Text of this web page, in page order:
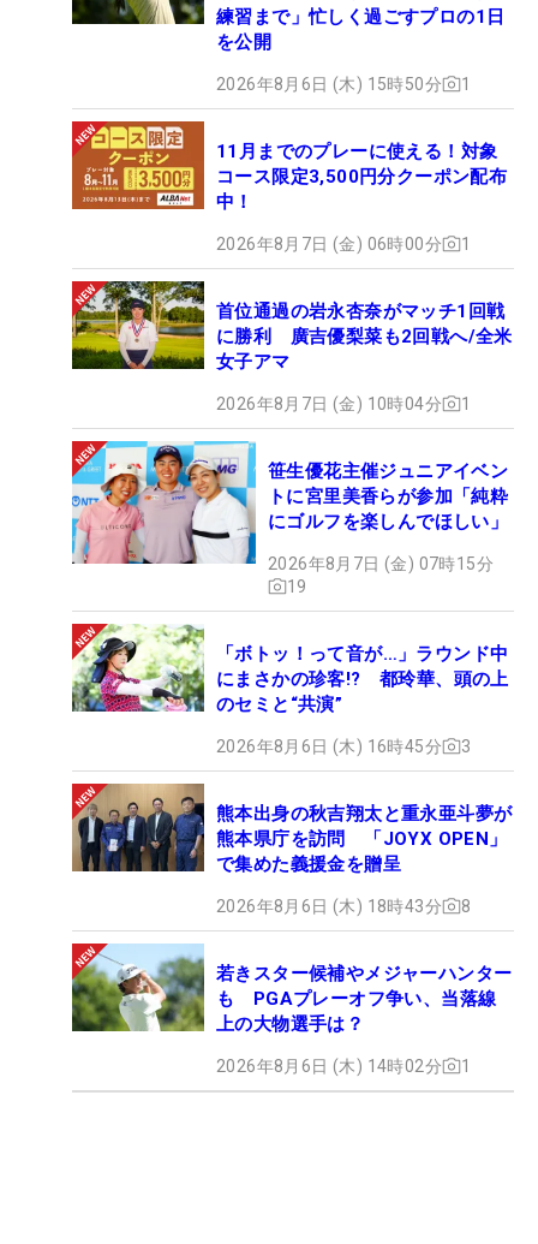
練習まで」忙しく過ごすプロの1日
を公開
2026年8月6日 (木) 15時50分 1
11月までのプレーに使える！対象
コース限定3,500円分クーポン配布
中！
2026年8月7日 (金) 06時00分 1
首位通過の岩永杏奈がマッチ1回戦
に勝利 廣吉優梨菜も2回戦へ/全米
女子アマ
2026年8月7日 (金) 10時04分 1
笹生優花主催ジュニアイベン
トに宮里美香らが参加「純粋
にゴルフを楽しんでほしい」
2026年8月7日 (金) 07時15分
19
「ボトッ！って音が…」ラウンド中
にまさかの珍客!? 都玲華、頭の上
のセミと“共演”
2026年8月6日 (木) 16時45分 3
熊本出身の秋吉翔太と重永亜斗夢が
熊本県庁を訪問 「JOYX OPEN」
で集めた義援金を贈呈
2026年8月6日 (木) 18時43分 8
若きスター候補やメジャーハンター
も PGAプレーオフ争い、当落線
上の大物選手は？
2026年8月6日 (木) 14時02分 1